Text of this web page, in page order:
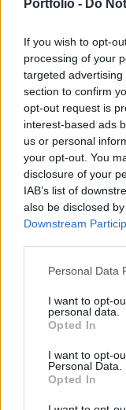
Portfolio - Do
If you wish to opt-
processing of your
targeted
section to confirm
opt-out request is
interest-based ads
us or personal
your opt-out. You
disclosure of your
IAB’s list of
also be disclosed
Downstream
Personal Data
I want to opt-
personal data.
Opted In
I want to opt-
Personal Data.
Opted In
A repülőgépnél
köszöntötték az
kenyérrel és sóval
Tanítási Nyelvű
üdvözölték a
sor került a
kínai államfő
KEDVES
A keresett cikk
tartozik,
Az előfizetés a
Kötéslisták:
kötéslistái